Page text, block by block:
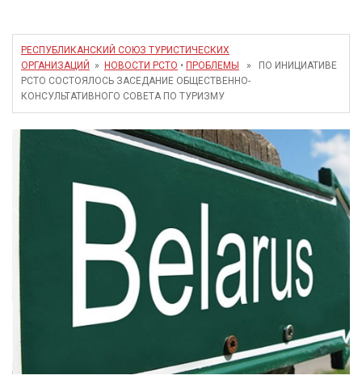
РЕСПУБЛИКАНСКИЙ СОЮЗ ТУРИСТИЧЕСКИХ
ОРГАНИЗАЦИЙ
» НОВОСТИ РСТО • ПРОБЛЕМЫ
» ПО ИНИЦИАТИВЕ
РСТО СОСТОЯЛОСЬ ЗАСЕДАНИЕ ОБЩЕСТВЕННО-
КОНСУЛЬТАТИВНОГО СОВЕТА ПО ТУРИЗМУ